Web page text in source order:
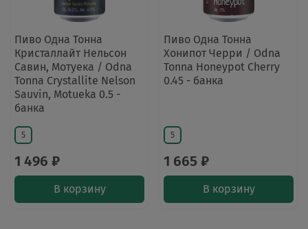
Пиво Одна Тонна
Кристаллайт Нельсон
Савин, Мотуека / Odna
Tonna Crystallite Nelson
Sauvin, Motueka 0.5 -
банка
5
1 496 ₽
В корзину
Пиво Одна Тонна
Хонипот Черри / Odna
Tonna Honeypot Cherry
0.45 - банка
5
1 665 ₽
В корзину